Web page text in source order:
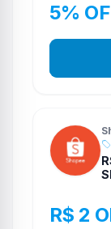
5%
R$ 2